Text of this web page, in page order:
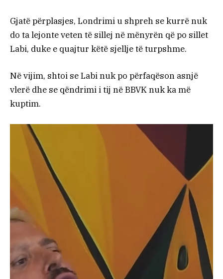
Gjatë përplasjes, Londrimi u shpreh se kurrë nuk
do ta lejonte veten të sillej në mënyrën që po sillet
Labi, duke e quajtur këtë sjellje të turpshme.
Në vijim, shtoi se Labi nuk po përfaqëson asnjë
vlerë dhe se qëndrimi i tij në BBVK nuk ka më
kuptim.